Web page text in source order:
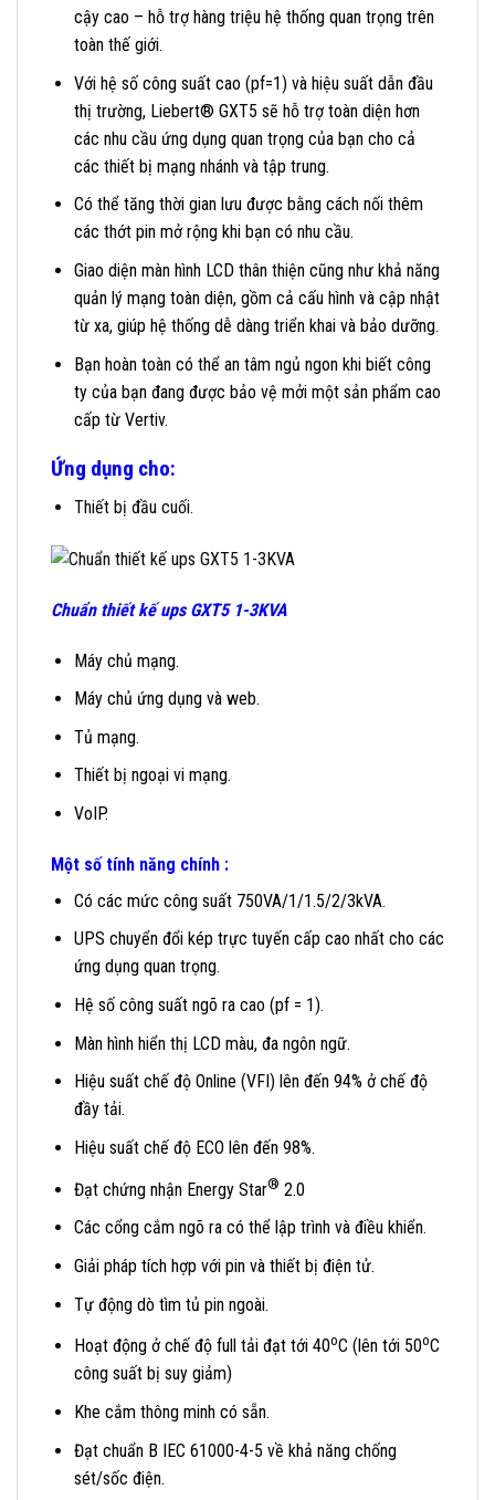
cậy cao – hỗ trợ hàng triệu hệ thống quan trọng trên
toàn thế giới.
Với hệ số công suất cao (pf=1) và hiệu suất dẫn đầu
thị trường, Liebert® GXT5 sẽ hỗ trợ toàn diện hơn
các nhu cầu ứng dụng quan trọng của bạn cho cả
các thiết bị mạng nhánh và tập trung.
Có thể tăng thời gian lưu được bằng cách nối thêm
các thớt pin mở rộng khi bạn có nhu cầu.
Giao diện màn hình LCD thân thiện cũng như khả năng
quản lý mạng toàn diện, gồm cả cấu hình và cập nhật
từ xa, giúp hệ thống dễ dàng triển khai và bảo dưỡng.
Bạn hoàn toàn có thể an tâm ngủ ngon khi biết công
ty của bạn đang được bảo vệ mởi một sản phẩm cao
cấp từ Vertiv.
Ứng dụng cho:
Thiết bị đầu cuối.
Chuẩn thiết kế ups GXT5 1-3KVA
Máy chủ mạng.
Máy chủ ứng dụng và web.
Tủ mạng.
Thiết bị ngoại vi mạng.
VoIP.
Một số tính năng chính :
Có các mức công suất 750VA/1/1.5/2/3kVA.
UPS chuyển đổi kép trực tuyến cấp cao nhất cho các
ứng dụng quan trọng.
Hệ số công suất ngõ ra cao (pf = 1).
Màn hình hiển thị LCD màu, đa ngôn ngữ.
Hiệu suất chế độ Online (VFI) lên đến 94% ở chế độ
đầy tải.
Hiệu suất chế độ ECO lên đến 98%.
Đạt chứng nhận Energy Star® 2.0
Các cổng cắm ngõ ra có thể lập trình và điều khiển.
Giải pháp tích hợp với pin và thiết bị điện tử.
Tự động dò tìm tủ pin ngoài.
Hoạt động ở chế độ full tải đạt tới 40oC (lên tới 50oC
công suất bị suy giảm)
Khe cắm thông minh có sẵn.
Đạt chuẩn B IEC 61000-4-5 về khả năng chống
sét/sốc điện.